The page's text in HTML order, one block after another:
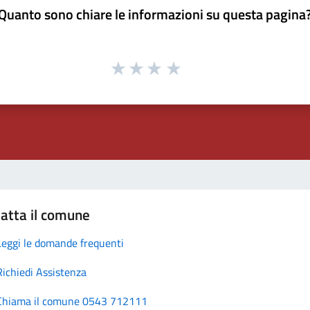
sono chiare le informazioni su questa
il comune
le domande frequenti
Assistenza
il comune 0543 712111